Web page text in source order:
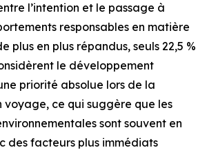
l’intention et le passage à
responsables en matière
plus en plus répandus, seuls 22,5 %
le développement
priorité absolue lors de la
voyage, ce qui suggère que les
sont souvent en
des facteurs plus immédiats